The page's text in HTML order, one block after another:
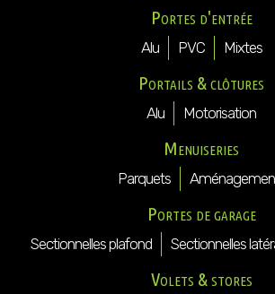
Portes d'entrée
Alu PVC Mixtes
Portails & clôtures
Alu Motorisation
Menuiseries
Parquets
Portes de garage
Sectionnelles plafond Sectionnelles
Volets & stores